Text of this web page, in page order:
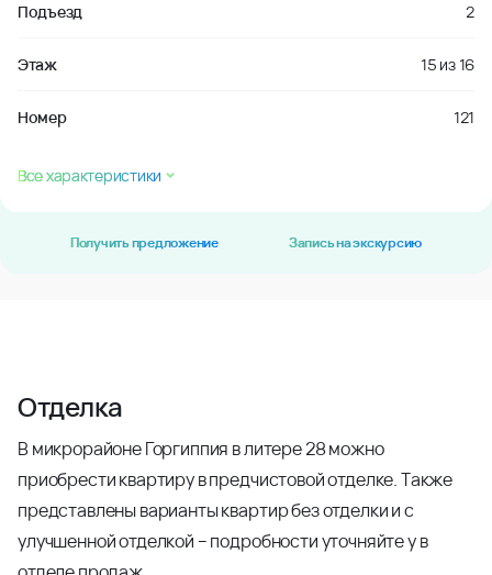
Подъезд 2
Этаж 15 из16
Номер 121
Все характеристики
Получить предложение Запись на экскурсию
Отделка
В микрорайоне Горгиппия в литере 28 можно
приобрести квартиру в предчистовой отделке. Также
представлены варианты квартир без отделки и с
улучшенной отделкой – подробности уточняйте у в